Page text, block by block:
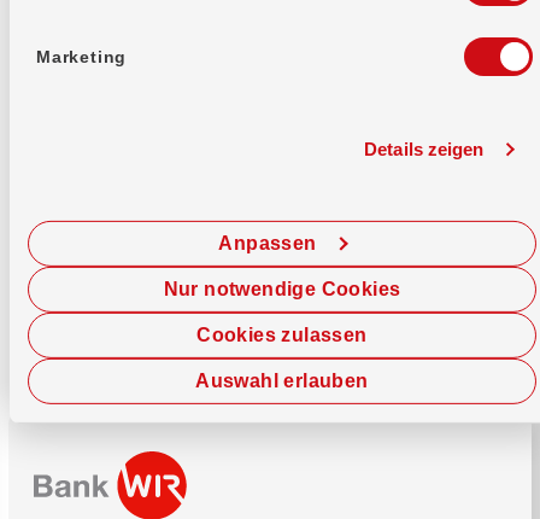
Marketing
Details zeigen
Cookies zulassen
Anpassen
Auswahl erlauben
Nur notwendige Cookies
Jetzt chatten